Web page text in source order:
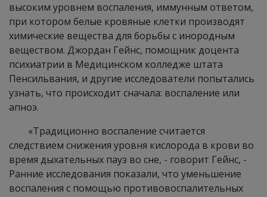
высоким уровнем воспаления, иммунным ответом,
при котором белые кровяные клетки производят
химические вещества для борьбы с инородным
веществом. Джордан Гейнс, помощник доцента
психиатрии в Медицинском колледже штата
Пенсильвания, и другие исследователи попытались
узнать, что происходит сначала: воспаление или
апноэ.
«Традиционно воспаление считается
следствием снижения уровня кислорода в крови во
время дыхательных пауз во сне, - говорит Гейнс, -
Ранние исследования показали, что уменьшение
воспаления с помощью противовоспалительных